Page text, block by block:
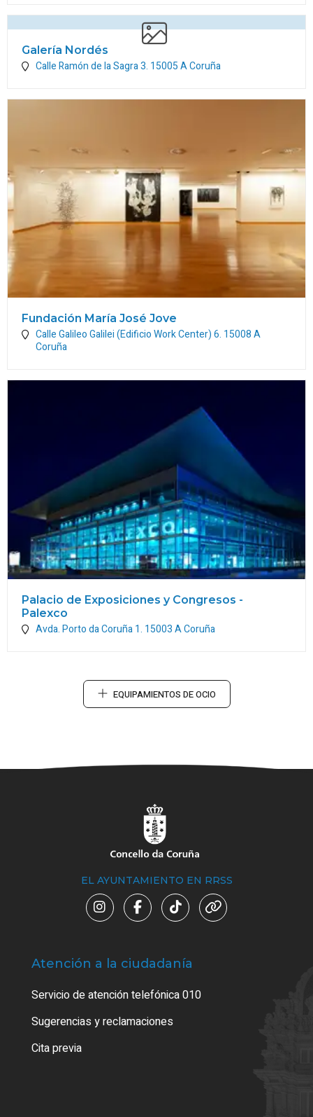
Galería Nordés
Calle Ramón de la Sagra 3. 15005A Coruña
Fundación María José Jove
Calle Galileo Galilei (Edificio Work Center) 6. 15008A
Coruña
Palacio de Exposiciones y Congresos -
Palexco
Avda. Porto da Coruña 1. 15003A Coruña
EQUIPAMIENTOS DE OCIO
EL AYUNTAMIENTO EN RRSS
Atención a la ciudadanía
Servicio de atención telefónica 010
Sugerencias y reclamaciones
Cita previa